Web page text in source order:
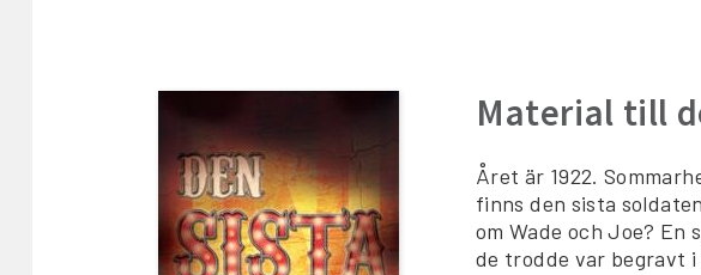
Material till
Året är 1922.
finns den sista
om Wade och Joe? En
de trodde var begravt